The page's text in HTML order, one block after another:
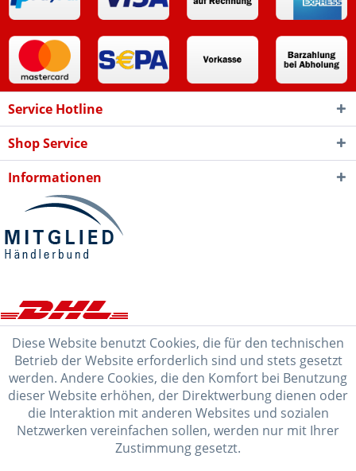
Service Hotline
Shop Service
Informationen
Diese Website benutzt Cookies, die für den technischen
Betrieb der Website erforderlich sind und stets gesetzt
werden. Andere Cookies, die den Komfort bei Benutzung
dieser Website erhöhen, der Direktwerbung dienen oder
die Interaktion mit anderen Websites und sozialen
Netzwerken vereinfachen sollen, werden nur mit Ihrer
Zustimmung gesetzt.